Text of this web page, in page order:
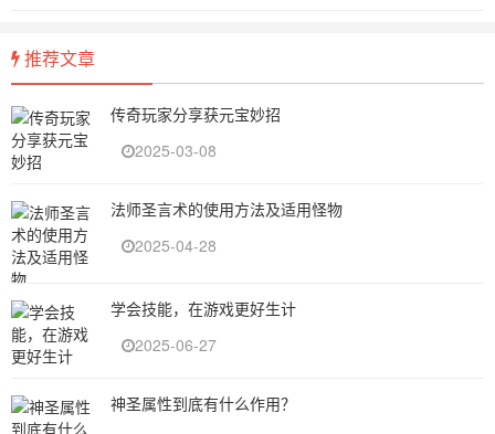
推荐文章
传奇玩家分享获元宝妙招
2025-03-08
法师圣言术的使用方法及适用怪物
2025-04-28
学会技能，在游戏更好生计
2025-06-27
神圣属性到底有什么作用？